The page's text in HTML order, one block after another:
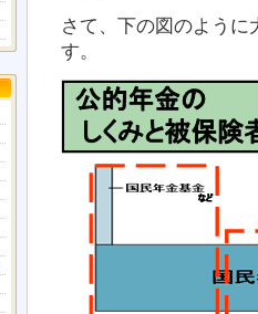
さて、下の図のよう
す。